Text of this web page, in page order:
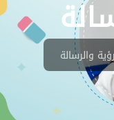
والرسالة